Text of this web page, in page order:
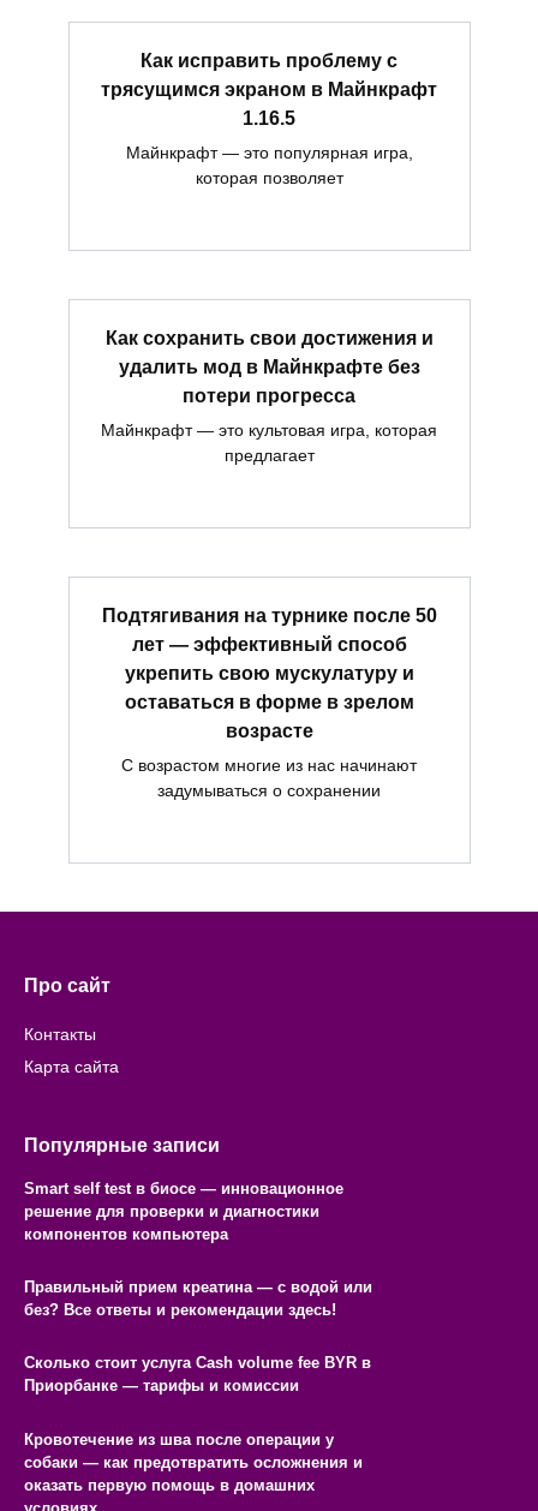
Как исправить проблему с
трясущимся экраном в Майнкрафт
1.16.5
Майнкрафт — это популярная игра,
которая позволяет
Как сохранить свои достижения и
удалить мод в Майнкрафте без
потери прогресса
Майнкрафт — это культовая игра, которая
предлагает
Подтягивания на турнике после 50
лет — эффективный способ
укрепить свою мускулатуру и
оставаться в форме в зрелом
возрасте
С возрастом многие из нас начинают
задумываться о сохранении
Про сайт
Контакты
Карта сайта
Популярные записи
Smart self test в биосе — инновационное
решение для проверки и диагностики
компонентов компьютера
Правильный прием креатина — с водой или
без? Все ответы и рекомендации здесь!
Сколько стоит услуга Cash volume fee BYR в
Приорбанке — тарифы и комиссии
Кровотечение из шва после операции у
собаки — как предотвратить осложнения и
оказать первую помощь в домашних